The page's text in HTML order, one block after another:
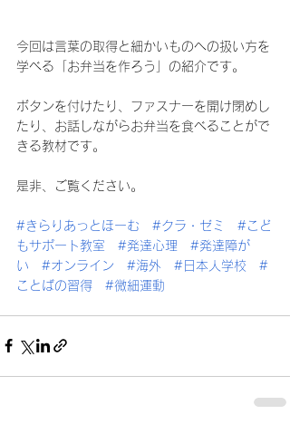
今回は言葉の取得と細かいものへの扱い方を
学べる「お弁当を作ろう」の紹介です。
ボタンを付けたり、ファスナーを開け閉めし
たり、お話しながらお弁当を食べることがで
きる教材です。
是非、ご覧ください。
#きらりあっとほーむ #クラ ・ゼミ #こど
もサポート教室
#発達心理
#発達障が
い
#オンライン #海外 #日本人学校
#
ことばの習得
#微細運動